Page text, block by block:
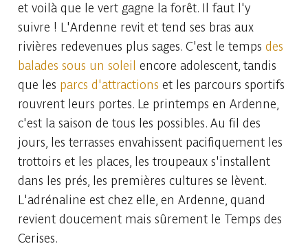
et voilà que le vert gagne la forêt. Il faut l'y
suivre ! L'Ardenne revit et tend ses bras aux
rivières redevenues plus sages. C'est le temps des
balades sous un soleil encore adolescent, tandis
que les parcs d'attractions et les parcours sportifs
rouvrent leurs portes. Le printemps en Ardenne,
c'est la saison de tous les possibles. Au fil des
jours, les terrasses envahissent pacifiquement les
trottoirs et les places, les troupeaux s'installent
dans les prés, les premières cultures se lèvent.
L'adrénaline est chez elle, en Ardenne, quand
revient doucement mais sûrement le Temps des
Cerises.